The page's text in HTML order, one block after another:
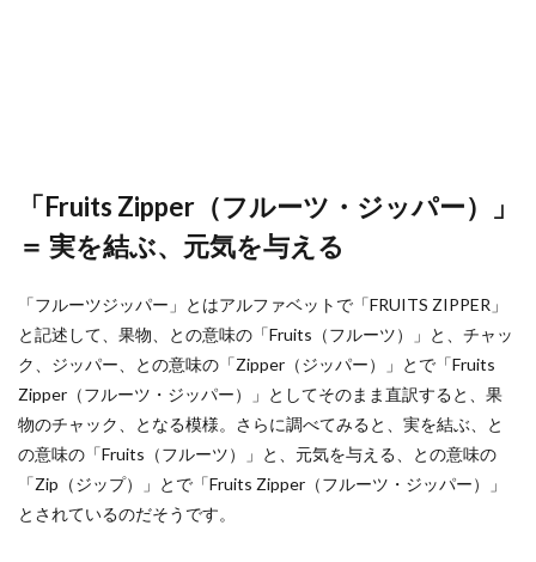
「Fruits Zipper（フルーツ・ジッパー）」
＝ 実を結ぶ、元気を与える
「フルーツジッパー」とはアルファベットで「FRUITS ZIPPER」
と記述して、果物、との意味の「Fruits（フルーツ）」と、チャッ
ク、ジッパー、との意味の「Zipper（ジッパー）」とで「Fruits
Zipper（フルーツ・ジッパー）」としてそのまま直訳すると、果
物のチャック、となる模様。さらに調べてみると、実を結ぶ、と
の意味の「Fruits（フルーツ）」と、元気を与える、との意味の
「Zip（ジップ）」とで「Fruits Zipper（フルーツ・ジッパー）」
とされているのだそうです。